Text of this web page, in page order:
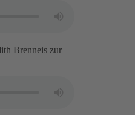
Brenneis zur